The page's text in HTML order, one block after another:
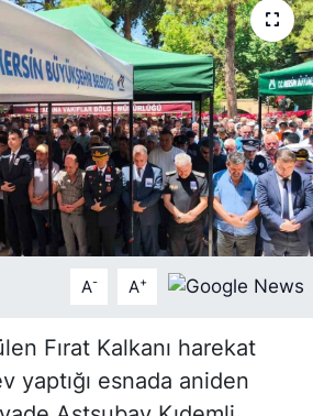
A- A+
Fırat Kalkanı harekat
yaptığı esnada aniden